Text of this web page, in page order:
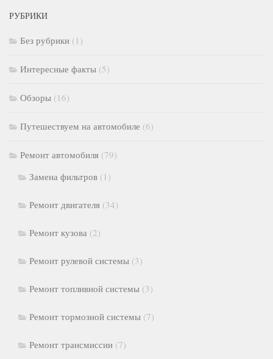
РУБРИКИ
Без рубрики (1)
Интересные факты (5)
Обзоры (16)
Путешествуем на автомобиле (6)
Ремонт автомобиля (79)
Замена фильтров (1)
Ремонт двигателя (34)
Ремонт кузова (2)
Ремонт рулевой системы (3)
Ремонт топливной системы (3)
Ремонт тормозной системы (7)
Ремонт трансмиссии (7)